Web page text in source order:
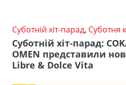
Суботній хіт-парад, Суботня
Суботній хіт-парад:
OMEN представили
Libre & Dolce Vita